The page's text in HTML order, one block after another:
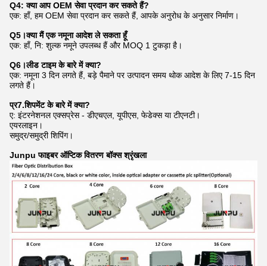
Q4: क्या आप OEM सेवा प्रदान कर सकते हैं?
एक: हाँ, हम OEM सेवा प्रदान कर सकते हैं, आपके अनुरोध के अनुसार निर्माण।
Q5।क्या मैं एक नमूना आदेश ले सकता हूँ
एक: हाँ, नि: शुल्क नमूने उपलब्ध हैं और MOQ 1 टुकड़ा है।
Q6।लीड टाइम के बारे में क्या?
एक: नमूना 3 दिन लगते हैं, बड़े पैमाने पर उत्पादन समय थोक आदेश के लिए 7-15 दिन
लगते हैं।
प्र7.शिपमेंट के बारे में क्या?
ए: इंटरनेशनल एक्सप्रेस - डीएचएल, यूपीएस, फेडेक्स या टीएनटी।
एयरलाइन।
समुद्र/समुद्री शिपिंग।
Junpu फाइबर ऑप्टिक वितरण बॉक्स श्रृंखला